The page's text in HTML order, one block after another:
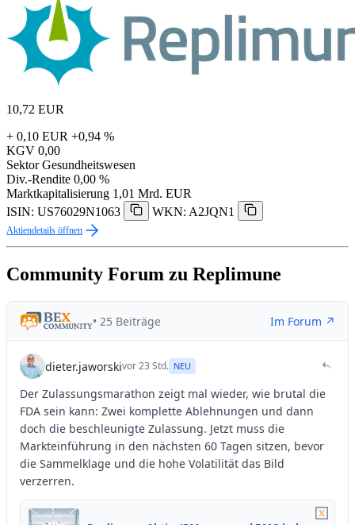
10,72 EUR
+ 0,10 EUR +0,94 %
KGV 0,00
Sektor Gesundheitswesen
Div.-Rendite 0,00 %
Marktkapitalisierung 1,01 Mrd. EUR
ISIN: US76029N1063
WKN: A2JQN1
Aktiendetails öffnen
Community Forum zu Replimune